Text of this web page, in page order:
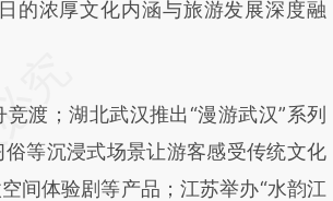
的浓厚文化内涵与旅游发展深度融
渡；湖北武汉推出“漫游武汉”系列
等沉浸式场景让游客感受传统文化
间体验剧等产品；江苏举办“水韵江